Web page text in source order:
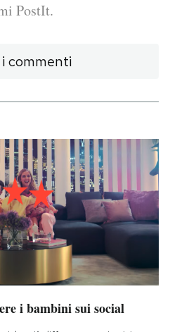
PostIt.
commenti
i bambini sui social